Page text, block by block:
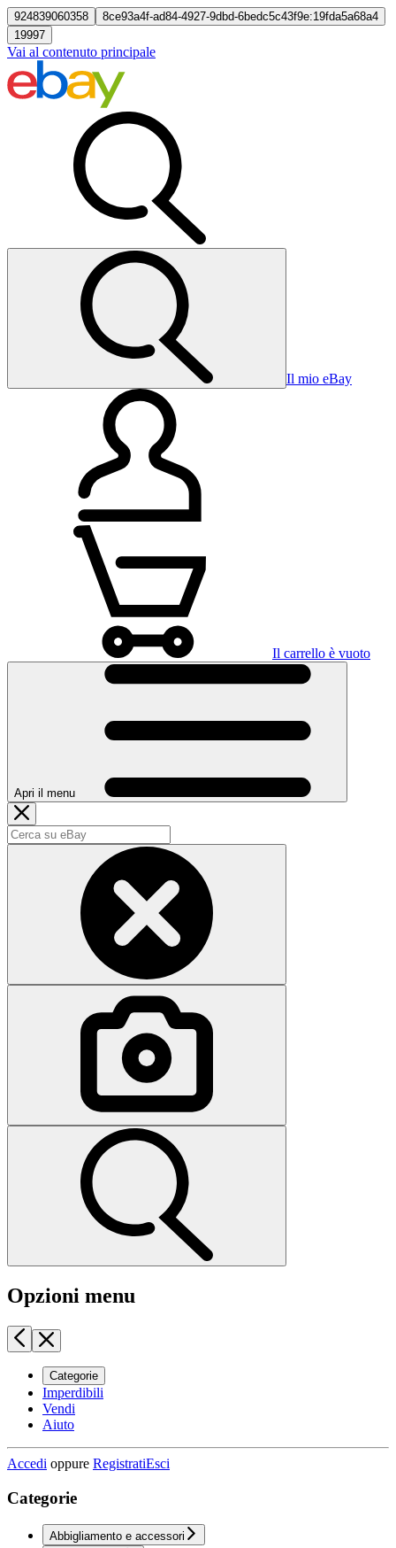
924839060358
8ce93a4f-ad84-4927-9dbd-6bedc5c43f9e:19fda5a68a4
19997
Vai al contenuto principale
Il mio eBay
Il carrello è vuoto
Apri il menu
Opzioni menu
Categorie
Imperdibili
Vendi
Aiuto
Accedi oppure RegistratiEsci
Categorie
Abbigliamento e accessori